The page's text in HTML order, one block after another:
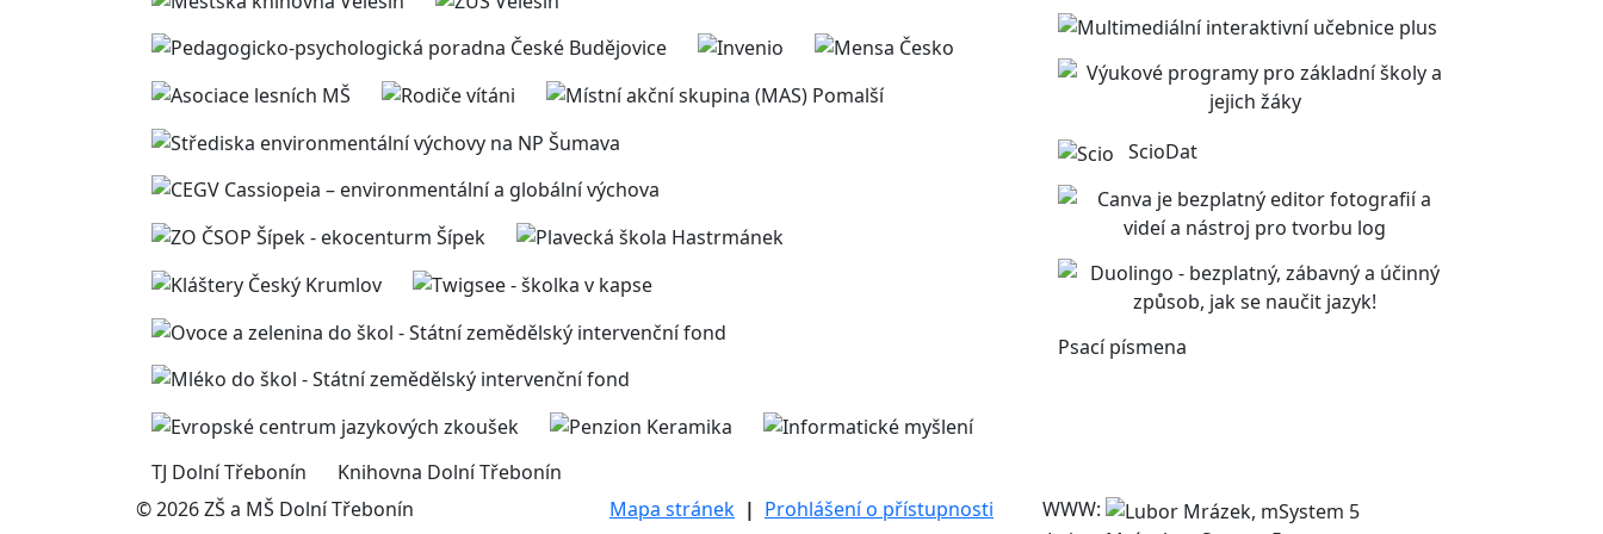
TJ Dolní Třebonín Knihovna Dolní Třebonín
ScioDat
Psací písmena
Mapa stránek | Prohlášení o přístupnosti
© 2026 ZŠ a MŠ Dolní Třebonín
WWW: